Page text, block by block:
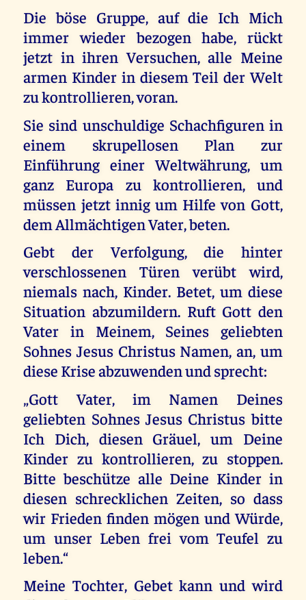
Die böse Gruppe, auf die Ich Mich
immer wieder bezogen habe, rückt
jetzt in ihren Versuchen, alle Meine
armen Kinder in diesem Teil der Welt
zu kontrollieren, voran.
Sie sind unschuldige Schachfiguren in
einem skrupellosen Plan zur
Einführung einer Weltwährung, um
ganz Europa zu kontrollieren, und
müssen jetzt innig um Hilfe von Gott,
dem Allmächtigen Vater, beten.
Gebt der Verfolgung, die hinter
verschlossenen Türen verübt wird,
niemals nach, Kinder. Betet, um diese
Situation abzumildern. Ruft Gott den
Vater in Meinem, Seines geliebten
Sohnes Jesus Christus Namen, an, um
diese Krise abzuwenden und sprecht:
„Gott Vater, im Namen Deines
geliebten Sohnes Jesus Christus bitte
Ich Dich, diesen Gräuel, um Deine
Kinder zu kontrollieren, zu stoppen.
Bitte beschütze alle Deine Kinder in
diesen schrecklichen Zeiten, so dass
wir Frieden finden mögen und Würde,
um unser Leben frei vom Teufel zu
leben.“
Meine Tochter, Gebet kann und wird